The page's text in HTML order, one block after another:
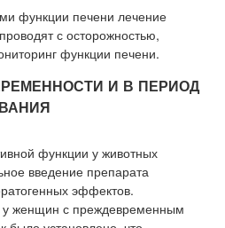
функции печени лечение
с осторожностью,
функции печени.
И В ПЕРИОД
функции у животных
введение препарата
эффектов.
у женщин с преждевременным